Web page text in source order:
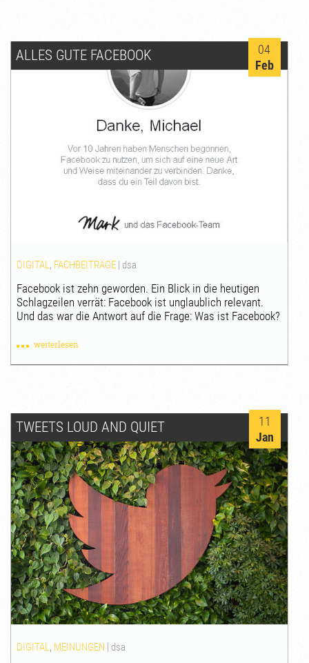
ALLES GUTE FACEBOOK
04
Feb
DIGITAL, FACHBEITRÄGE | dsa
Facebook ist zehn geworden. Ein Blick in die heutigen
Schlagzeilen verrät: Facebook ist unglaublich relevant.
Und das war die Antwort auf die Frage: Was ist Facebook?
weiterlesen
TWEETS LOUD AND QUIET
11
Jan
DIGITAL, MEINUNGEN | dsa